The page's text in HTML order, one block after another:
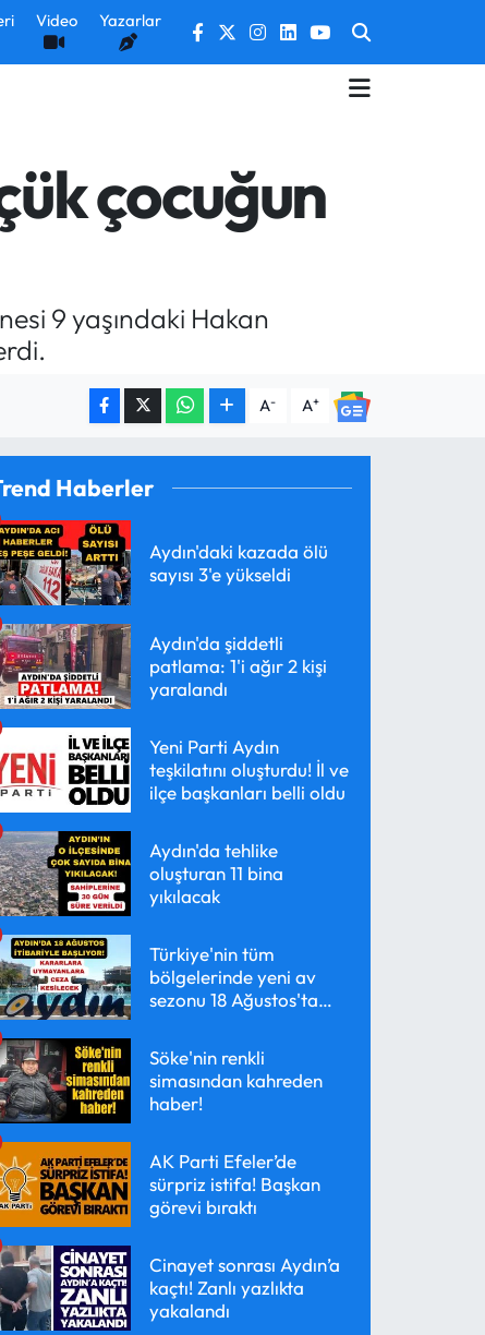
Video Yazarlar
çocuğun
9 yaşındaki Hakan
A- A+
Haberler
Aydın'daki kazada ölü
sayısı 3'e yükseldi
Aydın'da şiddetli
patlama: 1'i ağır 2 kişi
yaralandı
Yeni Parti Aydın
teşkilatını oluşturdu! İl ve
ilçe başkanları belli oldu
Aydın'da tehlike
oluşturan 11 bina
yıkılacak
Türkiye'nin tüm
bölgelerinde yeni av
sezonu 18 Ağustos'ta
Söke'nin renkli
simasından kahreden
haber!
AK Parti Efeler’de
sürpriz istifa! Başkan
görevi bıraktı
Cinayet sonrası Aydın’a
kaçtı! Zanlı yazlıkta
yakalandı